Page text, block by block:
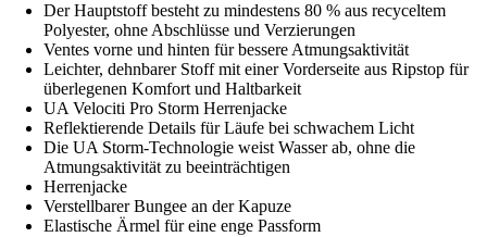
Der Hauptstoff besteht zu mindestens 80 % aus recyceltem
Polyester, ohne Abschlüsse und Verzierungen
Ventes vorne und hinten für bessere Atmungsaktivität
Leichter, dehnbarer Stoff mit einer Vorderseite aus Ripstop für
überlegenen Komfort und Haltbarkeit
UA Velociti Pro Storm Herrenjacke
Reflektierende Details für Läufe bei schwachem Licht
Die UA Storm-Technologie weist Wasser ab, ohne die
Atmungsaktivität zu beeinträchtigen
Herrenjacke
Verstellbarer Bungee an der Kapuze
Elastische Ärmel für eine enge Passform